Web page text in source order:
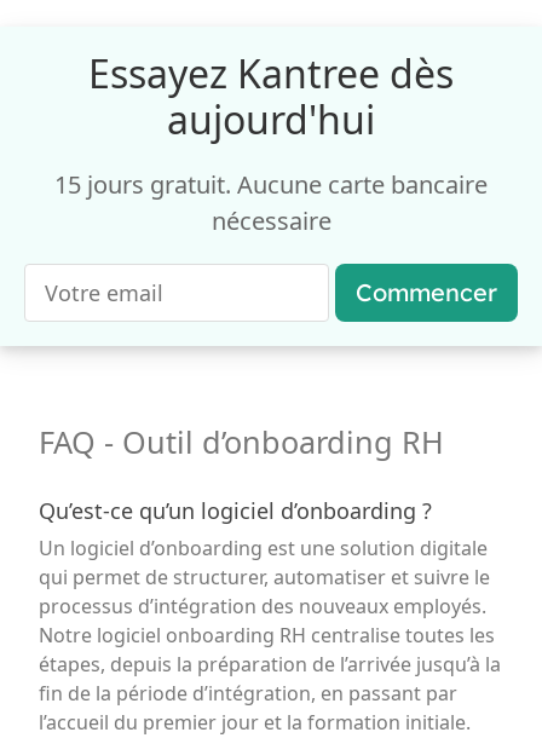
Essayez Kantree dès
aujourd'hui
15 jours gratuit. Aucune carte bancaire
nécessaire
Commencer
FAQ - Outil d’onboarding RH
Qu’est-ce qu’un logiciel d’onboarding ?
Un logiciel d’onboarding est une solution digitale
qui permet de structurer, automatiser et suivre le
processus d’intégration des nouveaux employés.
Notre logiciel onboarding RH centralise toutes les
étapes, depuis la préparation de l’arrivée jusqu’à la
fin de la période d’intégration, en passant par
l’accueil du premier jour et la formation initiale.